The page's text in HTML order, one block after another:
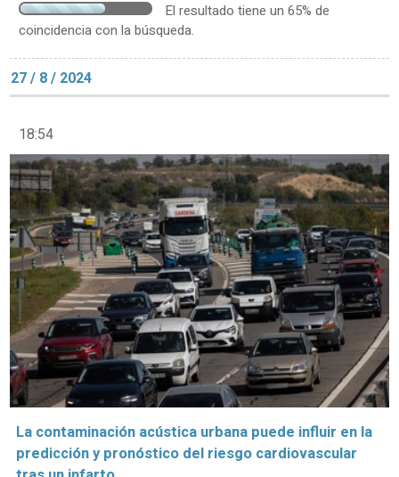
El resultado tiene un 65% de
coincidencia con la búsqueda.
27 / 8 / 2024
18:54
La contaminación acústica urbana puede influir en la
predicción y pronóstico del riesgo cardiovascular